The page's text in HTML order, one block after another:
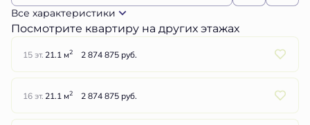
Все характеристики
Посмотрите квартиру на других этажах
15 эт. 21.1 м2 2 874 875 руб.
16 эт. 21.1 м2 2 874 875 руб.